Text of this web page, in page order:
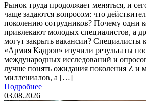
Рынок труда продолжает меняться, и
чаще задаются вопросом: что
поколению сотрудников? Почему одни
привлекают молодых специалистов, а
могут закрыть вакансии? Специалисты
«Армия Кадров» изучили результаты
международных исследований и
лучше понять ожидания поколения Z и
миллениалов, а […]
Подробнее
03.08.2026